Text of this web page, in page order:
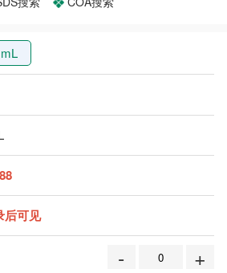
后可见
- +